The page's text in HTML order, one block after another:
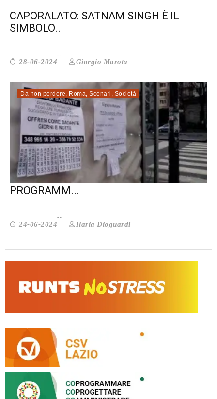
CAPORALATO: SATNAM SINGH È IL
SIMBOLO...
28-06-2024 Giorgio Marota
Da non perdere, Roma, Scenari , Società
LAVORO DOMESTICO: SVILUPPARE
PROGRAMM...
24-06-2024 Ilaria Dioguardi